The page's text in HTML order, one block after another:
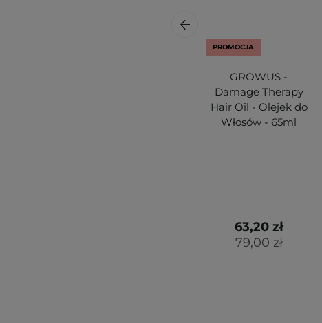
PROMOCJA
GROWUS -
Damage Therapy
Hair Oil - Olejek do
Włosów - 65ml
79,00 zł
63,20 zł